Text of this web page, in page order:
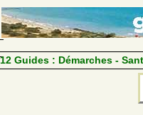
12 Guides : Démarches -